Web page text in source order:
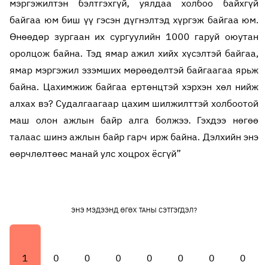
мэргэжилтэн бэлтгэхгүй, уялдаа холбоо байхгүй
байгаа юм биш үү гэсэн дүгнэлтэд хүргэж байгаа юм.
Өнөөдөр зургаан их сургуулийн 1000 гаруй оюутан
оролцож байна. Тэд ямар ажил хийх хүсэлтэй байгаа,
ямар мэргэжил эзэмших мөрөөдөлтэй байгаагаа ярьж
байна. Цахимжиж байгаа ертөнцтэй хэрхэн хөл нийж
алхах вэ? Судалгаагаар цахим шилжилттэй холбоотой
маш олон ажлын байр алга болжээ. Гэхдээ нөгөө
талаас шинэ ажлын байр гарч ирж байна. Дэлхийн энэ
өөрчлөлтөөс манай улс хоцрох ёсгүй”
ЭНЭ МЭДЭЭНД ӨГӨХ ТАНЫ СЭТГЭГДЭЛ?
1 0 0 0 0 0 0 0